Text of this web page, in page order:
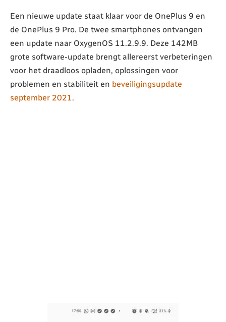
Een nieuwe update staat klaar voor de OnePlus 9 en
de OnePlus 9 Pro. De twee smartphones ontvangen
een update naar OxygenOS 11.2.9.9. Deze 142MB
grote software-update brengt allereerst verbeteringen
voor het draadloos opladen, oplossingen voor
problemen en stabiliteit en beveiligingsupdate
september 2021.